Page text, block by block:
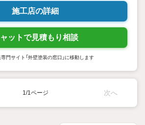
施工店の詳細
ットで見積もり相談
門サイト「外壁塗装の窓口」に移動します
1/1ページ 次へ